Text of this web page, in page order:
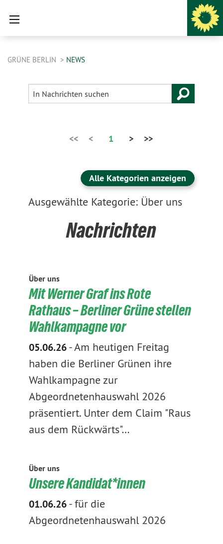
GRÜNE BERLIN NEWS
<< < 1 > >>
Alle Kategorien anzeigen
Ausgewählte Kategorie: Über uns
Nachrichten
Über uns
Mit Werner Graf ins Rote
Rathaus – Berliner Grüne stellen
Wahlkampagne vor
05.06.26-Am heutigen Freitag
haben die Berliner Grünen ihre
Wahlkampagne zur
Abgeordnetenhauswahl 2026
präsentiert. Unter dem Claim "Raus
aus dem Rückwärts"…
Über uns
Unsere Kandidat*innen
01.06.26-für die
Abgeordnetenhauswahl 2026